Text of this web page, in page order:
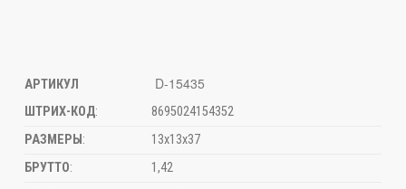
АРТИКУЛ D-15435
ШТРИХ-КОД:
8695024154352
РАЗМЕРЫ :
13х13х37
БРУТТО:
1,42